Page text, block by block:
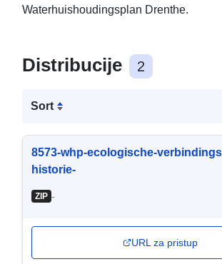
Waterhuishoudingsplan Drenthe.
Distribucije 2
Sort
8573-whp-ecologische-
historie-
ZIP -
URL za pristup